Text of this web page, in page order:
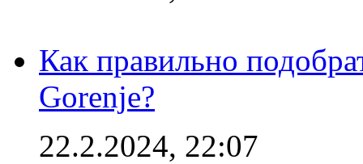
Как правильно
Gorenje?
22.2.2024, 22:07